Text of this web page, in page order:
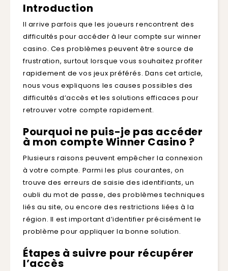
Introduction
Il arrive parfois que les joueurs rencontrent des
difficultés pour accéder à leur compte sur winner
casino. Ces problèmes peuvent être source de
frustration, surtout lorsque vous souhaitez profiter
rapidement de vos jeux préférés. Dans cet article,
nous vous expliquons les causes possibles des
difficultés d’accès et les solutions efficaces pour
retrouver votre compte rapidement.
Pourquoi ne puis-je pas accéder
à mon compte Winner Casino ?
Plusieurs raisons peuvent empêcher la connexion
à votre compte. Parmi les plus courantes, on
trouve des erreurs de saisie des identifiants, un
oubli du mot de passe, des problèmes techniques
liés au site, ou encore des restrictions liées à la
région. Il est important d’identifier précisément le
problème pour appliquer la bonne solution.
Étapes à suivre pour récupérer
l’accès